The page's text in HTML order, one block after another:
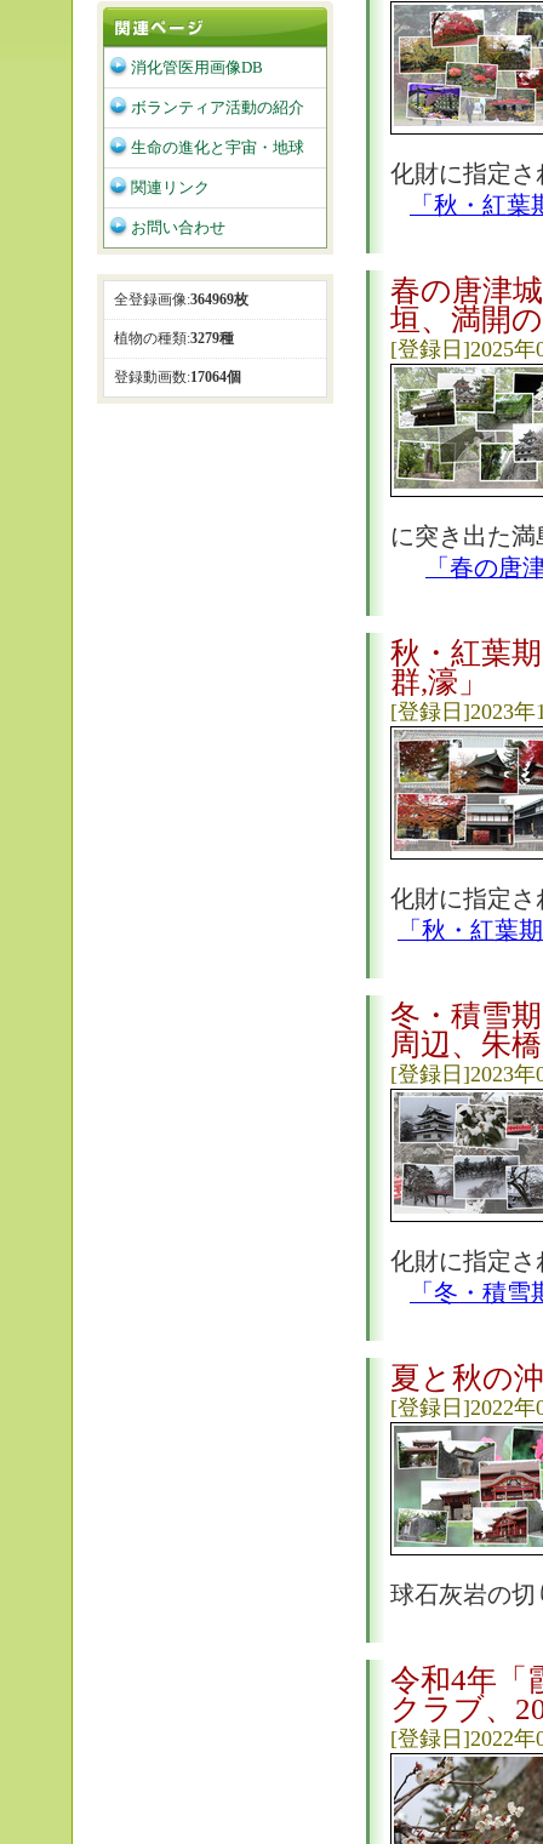
化財に指定さ
「秋・紅
春の唐津
垣、満開
[登録日]2025年
に突き出た
「春の唐
秋・紅葉
群,濠」
[登録日]2023年
化財に指定さ
「秋・紅葉
冬・積雪
周辺、朱
[登録日]2023年
化財に指定さ
「冬・積
夏と秋の
[登録日]2022年
球石灰岩の切
令和4年「
クラブ、
[登録日]2022年
消化管医用画像DB
ボランティア活動の紹介
生命の進化と宇宙・地球
関連リンク
お問い合わせ
全登録画像:364969枚
植物の種類:3279種
登録動画数:17064個